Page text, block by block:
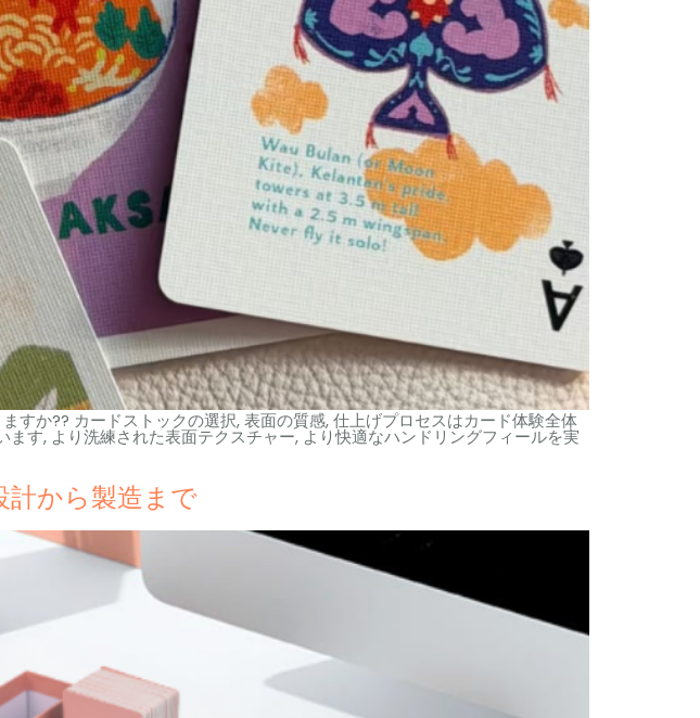
すか?? カードストックの選択, 表面の質感, 仕上げプロセスはカード体験全体
す, より洗練された表面テクスチャー, より快適なハンドリングフィールを実
から製造まで